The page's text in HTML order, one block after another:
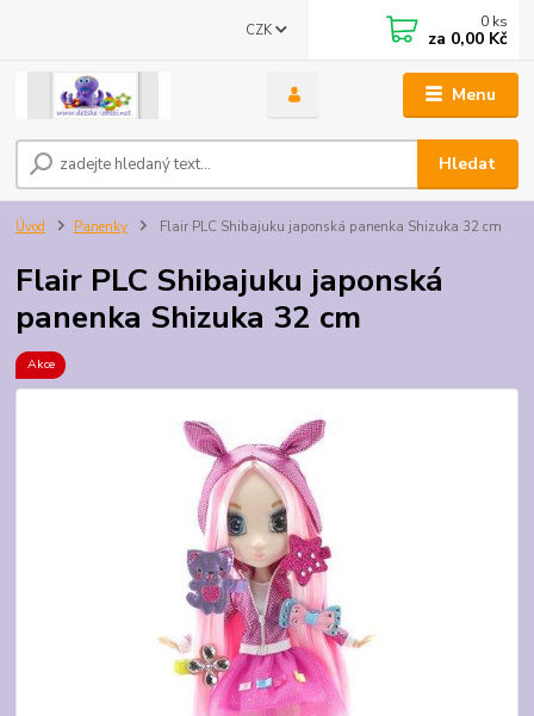
Menu
CZK
Hledat
0 ks
za 0,00 Kč
Úvod Panenky Flair PLC Shibajuku japonská panenka Shizuka 32 cm
Flair PLC Shibajuku japonská
panenka Shizuka 32 cm
Akce